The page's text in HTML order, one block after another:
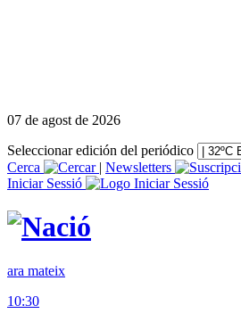
07 de agost de 2026
Seleccionar edición del periódico
Cerca
| Newsletters
Iniciar Sessió
ara mateix
10:30